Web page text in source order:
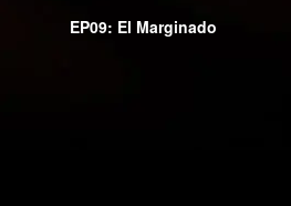
EP09: El Marginado